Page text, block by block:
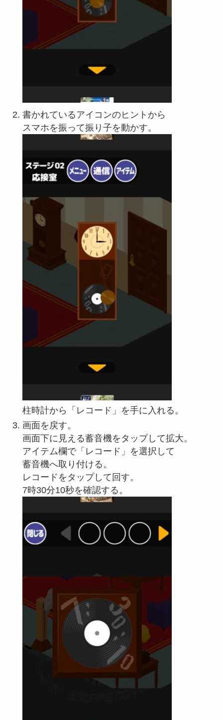
書かれているアイコンのヒントから
スマホを振って振り子を動かす。
柱時計から「レコード」を手に入れる。
画面を戻す。
画面下に見える蓄音機をタップして拡大。
アイテム欄で「レコード」を選択して
蓄音機へ取り付ける。
レコードをタップして回す。
7時30分10秒を確認する。